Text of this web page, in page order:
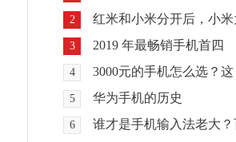
2 红米和小米分开后，小
3 2019 年最畅销手机首四
4 3000元的手机怎么选？这
5 华为手机的历史
6 谁才是手机输入法老大